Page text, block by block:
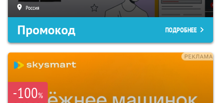
Россия
Промокод ПОДРОБНЕЕ
-100%